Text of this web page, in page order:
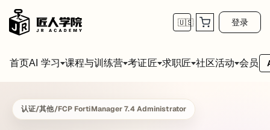
🇺🇸 登录
首页AI 学习 课程与训练营 考证匠 求职匠 社区活动 会员
认证/其他/FCP FortiManager 7.4 Administrator